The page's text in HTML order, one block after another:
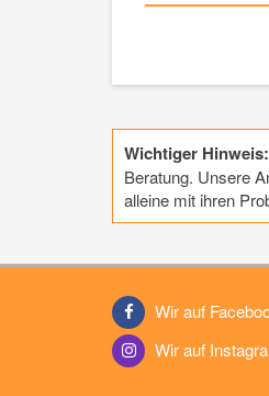
Wichtiger Hinweis:
Beratung. Unsere
alleine mit ihren
Wir auf
Wir auf